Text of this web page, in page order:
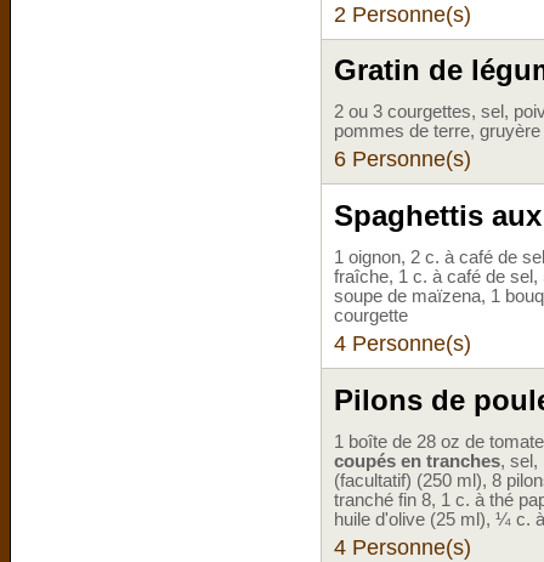
2 Personne(s)
Gratin de
2 ou 3 courgettes, sel,
pommes de terre,
6 Personne(s)
Spaghettis
1 oignon, 2 c. à café de
fraîche, 1 c. à café de
soupe de maïzena, 1
courgette
4 Personne(s)
Pilons de
1 boîte de 28 oz de
coupés en tranches, sel,
(facultatif) (250 ml), 8
tranché fin 8, 1 c. à thé
huile d'olive (25 ml), ¼ c.
4 Personne(s)